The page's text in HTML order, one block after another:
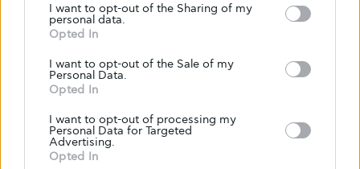
I want to opt-out of the Sharing of my
personal data.
Opted In
I want to opt-out of the Sale of my
Personal Data.
Opted In
I want to opt-out of processing my
Personal Data for Targeted
Advertising.
Opted In
ΖΩΉ ΜΕ ΤΟ ΔΙΑΒΉΤΗ
Πιο ακριβή από τον χρυσό η ινσουλίνη
στην Αμερική.
Πιο ακριβή από τον χρυσό έχει καταλήξει να είναι η
ινσουλίνη στις ΗΠΑ, αναγκάζοντας τα άτομα που